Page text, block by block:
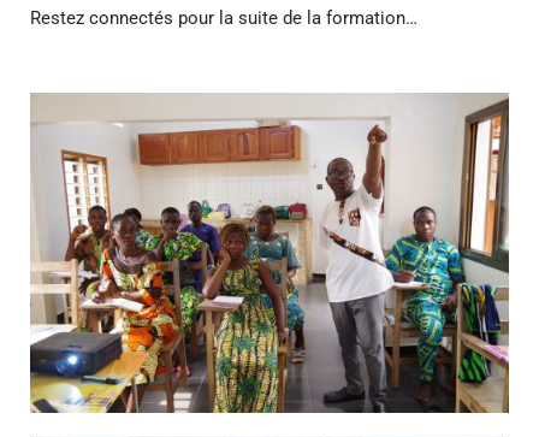
Restez connectés pour la suite de la formation…